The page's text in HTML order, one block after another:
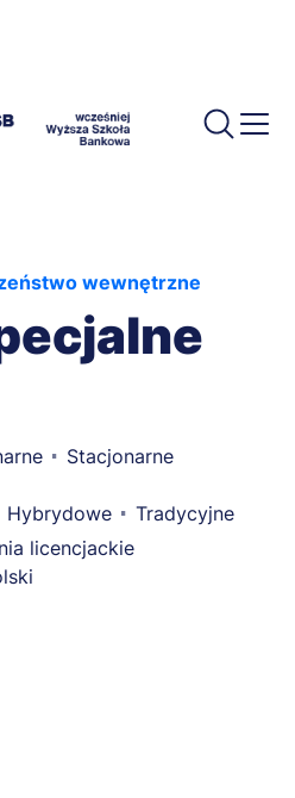
wewnętrzne
Stacjonarne
Hybrydowe
Tradycyjne
licencjackie